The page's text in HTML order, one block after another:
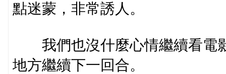
點迷蒙，非常誘人。
我們也沒什麼心情繼續看電
地方繼續下一回合。